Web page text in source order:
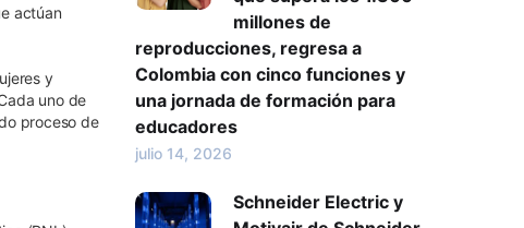
actúan
y
uno de
proceso de
millones de
reproducciones, regresa a
Colombia con cinco funciones y
una jornada de formación para
educadores
julio 14, 2026
Schneider Electric y